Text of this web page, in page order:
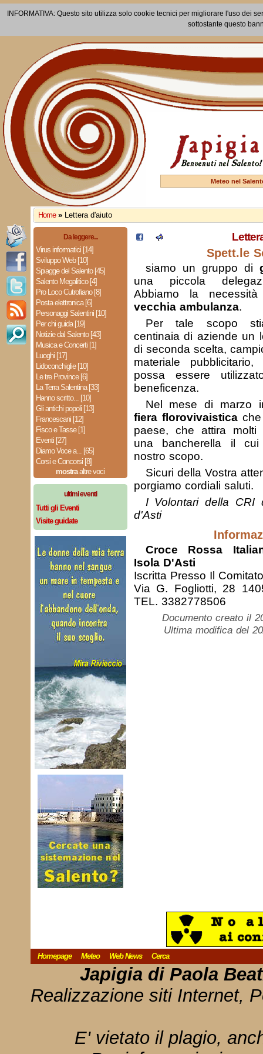
INFORMATIVA: Questo sito utilizza solo cookie tecnici per migliorare l'uso dei
sottostante questo
Meteo nel
Home » Lettera d'aiuto
Da leggere...
Virus informatici [14]
Sviluppo Web [10]
Spiagge del Salento [45]
Salento Megalitico [4]
Pro Loco Cutrofiano [8]
Posta elettronica [6]
Personaggi Salentini [10]
Per chi guida [19]
Notizie dal Salento [43]
Musica e Concerti [1]
Luoghi [17]
Lidoconchiglie [10]
Le tre Province [6]
La Terra Salentina [33]
Hanno scritto... [10]
Gli antichi popoli [13]
Francescani [12]
Fisco e Tasse [1]
Eventi [27]
Diamo Voce a... [65]
Corsi e Concorsi [8]
mostraaltre voci
ultimi eventi
Tutti gli Eventi
Visite guidate
Spett.le
siamo un gruppo di
una piccola
Abbiamo la
vecchia ambulanza.
Per tale scopo
centinaia di aziende un
di seconda scelta,
materiale
possa essere
beneficenza.
Nel mese di marzo
fiera florovivaisticache
paese, che attira molti
una bancherella il
nostro scopo.
Sicuri della Vostra
porgiamo cordiali saluti.
I Volontari della CRI
d'Asti
Croce Rossa
Isola D'Asti
Iscritta Presso Il
Via G. Fogliotti, 28
TEL. 3382778506
Documento creato il
Ultima modifica del
Homepage Meteo Web News Cerca
Japigia di Paola
Realizzazione siti Internet,
E' vietato il plagio,